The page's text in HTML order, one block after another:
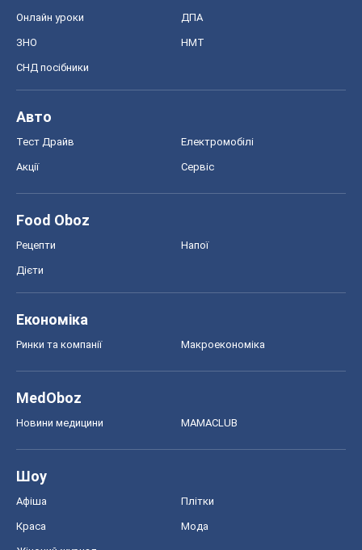
Онлайн уроки ДПА
ЗНО НМТ
СНД посібники
Авто
Тест Драйв Електромобілі
Акції Сервіс
Food Oboz
Рецепти Напої
Дієти
Економіка
Ринки та компанії Макроекономіка
MedOboz
Новини медицини MAMACLUB
Шоу
Афіша Плітки
Краса Мода